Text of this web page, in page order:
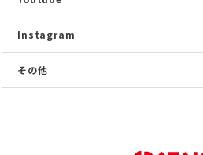
Instagram
その他